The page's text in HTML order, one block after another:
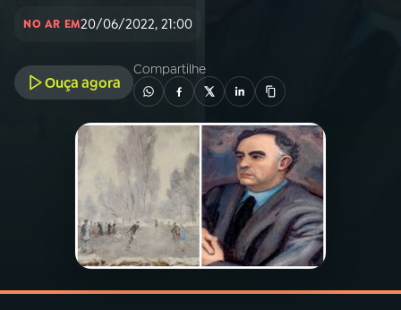
PROGRAMAÇÃO
PROGRAMAS
PODCASTS
NO AR EM20/06/2022, 21:00
Ouça agora
Compartilhe